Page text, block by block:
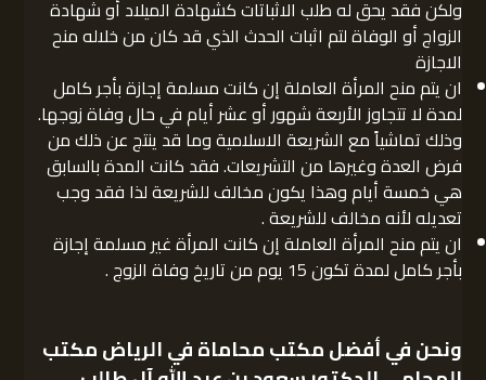
ولكن فقد يحق له طلب الاثباتات كشهادة الميلاد أو شهادة
الزواج أو الوفاة لتم اثبات الحدث الذي قد كان من خلاله منح
الاجازة
ان يتم منح المرأة العاملة إن كانت مسلمة إجازة بأجر كامل
لمدة لا تتجاوز الأربعة شهور أو عشر أيام في حال وفاة زوجها.
وذلك تماشياً مع الشريعة الاسلامية وما قد ينتج عن ذلك من
فرض العدة وغيرها من التشريعات. فقد كانت المدة بالسابق
هي خمسة أيام وهذا يكون مخالف للشريعة لذا فقد وجب
تعديله لأنه مخالف للشريعة .
ان يتم منح المرأة العاملة إن كانت المرأة غير مسلمة إجازة
بأجر كامل لمدة تكون 15 يوم من تاريخ وفاة الزوج .
ونحن في أفضل مكتب محاماة في الرياضمكتب